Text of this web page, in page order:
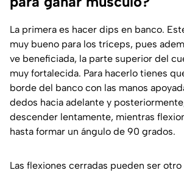
La primera es hacer dips en banco.
muy bueno para los tríceps, pues
ve beneficiada, la parte superior del
muy fortalecida. Para hacerlo tienes
borde del banco con las manos
dedos hacia adelante y
descender lentamente, mientras
hasta formar un ángulo de 90 grados.
Las flexiones cerradas pueden ser